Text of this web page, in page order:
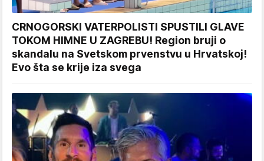
CRNOGORSKI VATERPOLISTI SPUSTILI GLAVE
TOKOM HIMNE U ZAGREBU! Region bruji o
skandalu na Svetskom prvenstvu u Hrvatskoj!
Evo šta se krije iza svega